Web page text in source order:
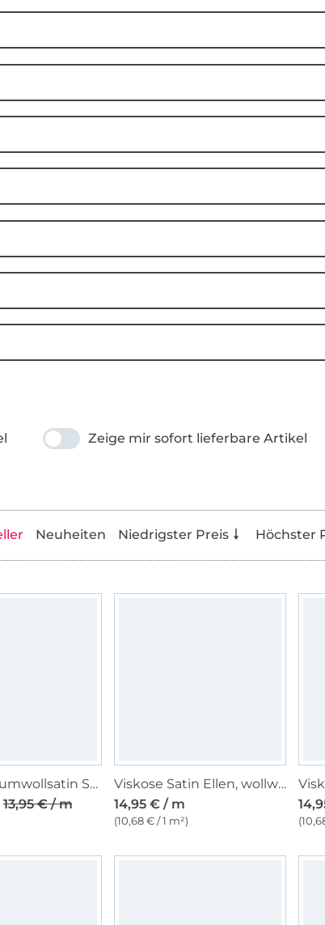
Zeige mir sofort lieferbare Artikel
Neuheiten Niedrigster Preis Höchster
Stretch Baumwollsatin Streifen, weiss
13,95 € / m
Viskose Satin Ellen, wollweiß
14,95 € / m
(10,68 € / 1 m²)